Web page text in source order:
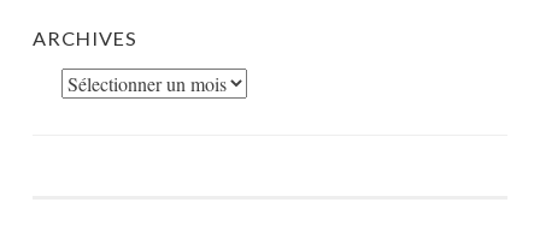
ARCHIVES
Archives